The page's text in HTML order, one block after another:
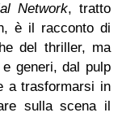
Network, tratto
è il racconto di
del thriller, ma
generi, dal pulp
a trasformarsi in
sulla scena il